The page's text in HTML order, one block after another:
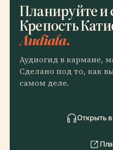
Планируйте и
Крепость
Audiala.
Аудиогид в кармане,
Сделано под то, как
самом деле.
Открыть